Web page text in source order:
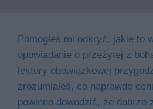
Pomogłeś mi odkryć, jakie to
opowiadanie o przeżytej z
lektury obowiązkowej
zrozumiałeś, co naprawdę
powinno dowodzić, że dobrze